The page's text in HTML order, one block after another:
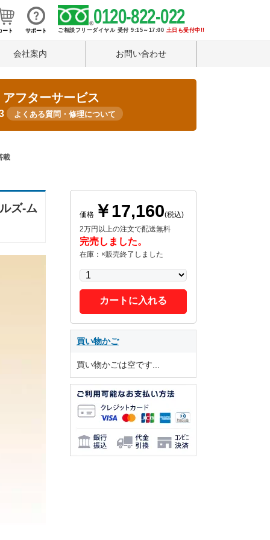
ート サポート
0120-822-022
ご相談フリーダイヤル 受付 9:15～17:00 土日も受付中!!
会社案内 お問い合わせ
フターサービス
よくある質問・修理について
載
ズ-ム
価格 ￥17,160(税込)
2万円以上の注文で配送無料
完売しました。
在庫：×販売終了しました
カートに入れる
買い物かご
買い物かごは空です...